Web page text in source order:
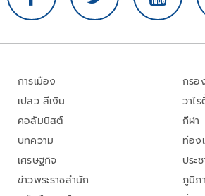
การเมือง
เปลว สีเงิน
คอลัมนิสต์
บทความ
เศรษฐกิจ
ข่าวพระราชสำนัก
กรอ
วาไ
กีฬา
ท่อง
ประ
ภูมิภ